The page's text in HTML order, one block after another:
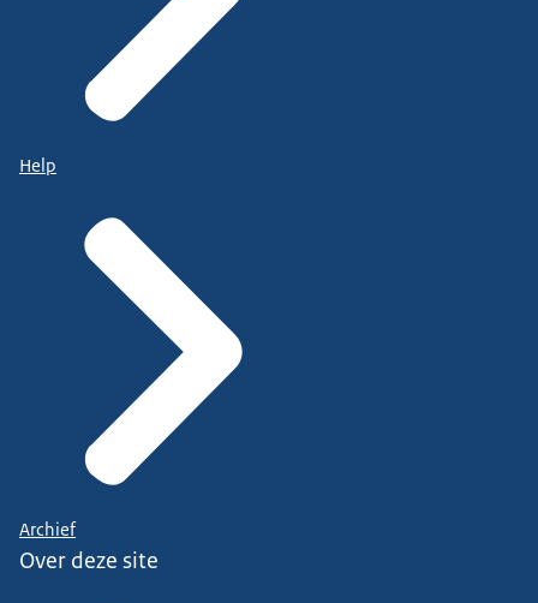
Help
Archief
Over deze site